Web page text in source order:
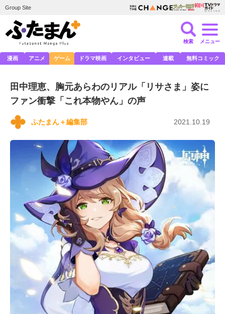
Group Site
検索 メニュー
漫画 アニメ ゲーム ドラマ映画 インタビュー 連載 無料コミック
田中理恵、胸元あらわのリアル「リサさま」姿に
ファン衝撃「これ本物やん」の声
ふたまん＋編集部 2021.10.19